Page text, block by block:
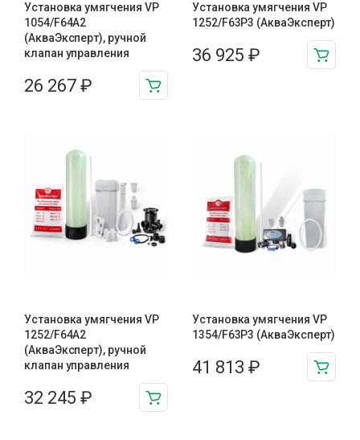
Установка умягчения VP
1054/F64A2
(АкваЭксперт), ручной
клапан управления
26 267 ₽
Установка умягчения VP
1252/F63P3 (АкваЭксперт)
36 925 ₽
Установка умягчения VP
1252/F64A2
(АкваЭксперт), ручной
клапан управления
32 245 ₽
Установка умягчения VP
1354/F63P3 (АкваЭксперт)
41 813 ₽